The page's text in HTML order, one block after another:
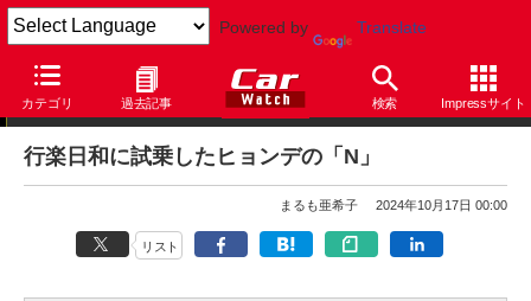
Powered by Translate
カテゴリ 過去記事 検索 Impressサイト
まるも亜希子の「寄り道日和」
行楽日和に試乗したヒョンデの「N」
まるも亜希子 2024年10月17日 00:00
リスト